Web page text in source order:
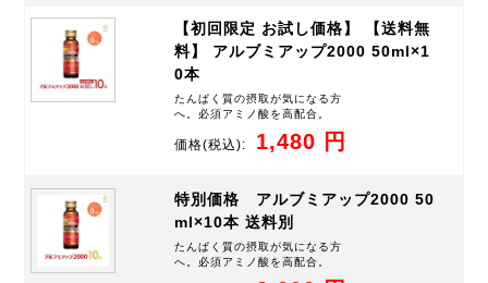
【初回限定 お試し価格】 【送料無
料】 アルブミアップ2000 50ml×1
0本
たんぱく質の摂取が気になる方
へ。必須アミノ酸を高配合。
価格(税込): 1,480 円
特別価格 アルブミアップ2000 50
ml×10本 送料別
たんぱく質の摂取が気になる方
へ。必須アミノ酸を高配合。